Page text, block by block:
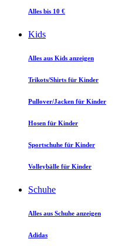
Alles bis 10 €
Kids
Alles aus Kids anzeigen
Trikots/Shirts für Kinder
Pullover/Jacken für Kinder
Hosen für Kinder
Sportschuhe für Kinder
Volleybälle für Kinder
Schuhe
Alles aus Schuhe anzeigen
Adidas